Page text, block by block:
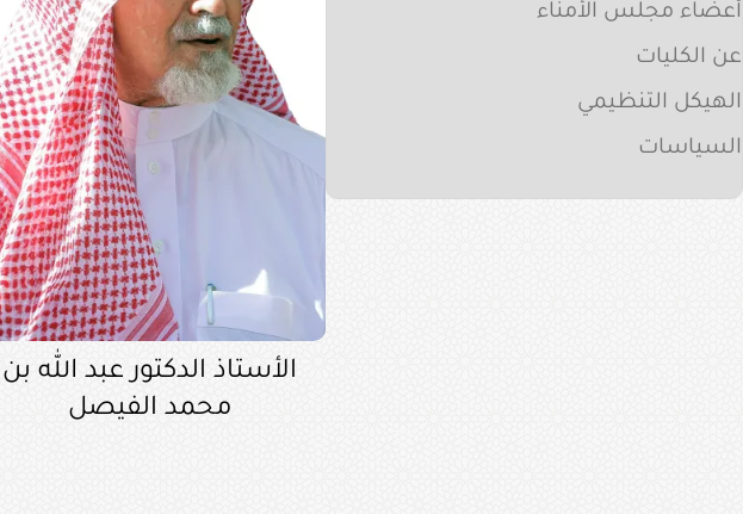
أعضاء مجلس الأمناء
عن الكليات
الهيكل التنظيمي
السياسات
الأستاذ الدكتور عبد الله بن
محمد الفيصل